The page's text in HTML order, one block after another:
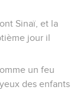
Sinaï, et la
jour il
un feu
des enfants